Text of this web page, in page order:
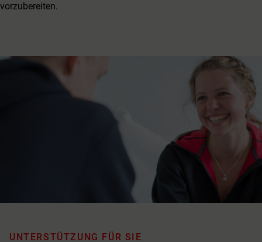
vorzubereiten.
UNTERSTÜTZUNG FÜR SIE